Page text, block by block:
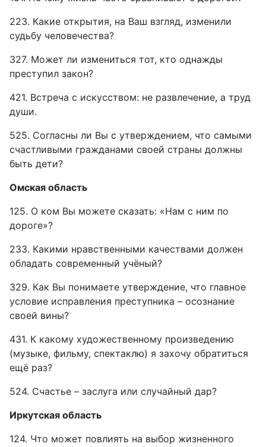
223. Какие открытия, на Ваш взгляд, изменили
судьбу человечества?
327. Может ли измениться тот, кто однажды
преступил закон?
421. Встреча с искусством: не развлечение, а труд
души.
525. Согласны ли Вы с утверждением, что самыми
счастливыми гражданами своей страны должны
быть дети?
Омская область
125. О ком Вы можете сказать: «Нам с ним по
дороге»?
233. Какими нравственными качествами должен
обладать современный учёный?
329. Как Вы понимаете утверждение, что главное
условие исправления преступника – осознание
своей вины?
431. К какому художественному произведению
(музыке, фильму, спектаклю) я захочу обратиться
ещё раз?
524. Счастье – заслуга или случайный дар?
Иркутская область
124. Что может повлиять на выбор жизненного